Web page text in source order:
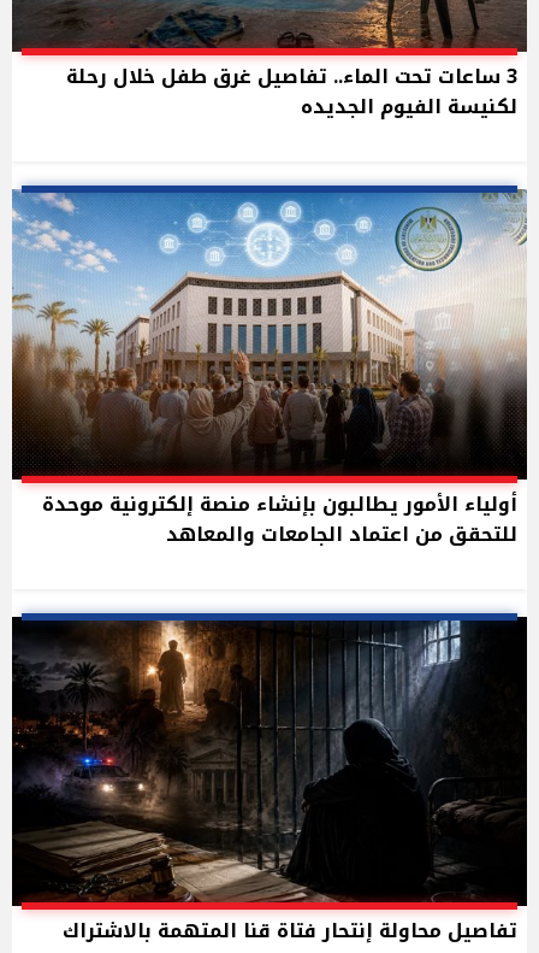
3 ساعات تحت الماء.. تفاصيل غرق طفل خلال رحلة
لكنيسة الفيوم الجديده
أولياء الأمور يطالبون بإنشاء منصة إلكترونية موحدة
للتحقق من اعتماد الجامعات والمعاهد
تفاصيل محاولة إنتحار فتاة قنا المتهمة بالاشتراك